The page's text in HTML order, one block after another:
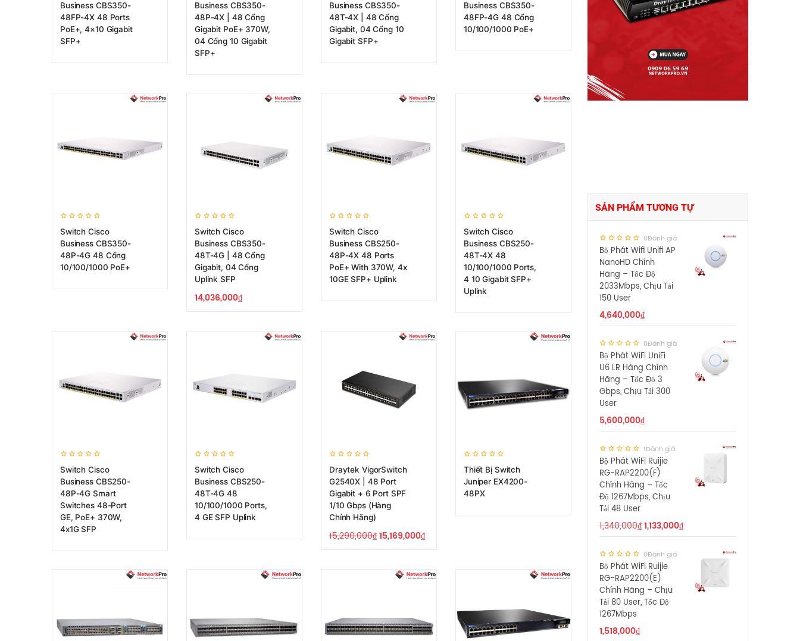
Business CBS350-
48FP-4X 48 Ports
PoE+, 4×10 Gigabit
SFP+
Business CBS350-
48P-4X | 48 Cổng
Gigabit PoE+ 370W,
04 Cổng 10 Gigabit
SFP+
Business CBS350-
48T-4X | 48 Cổng
Gigabit, 04 Cổng 10
Gigabit SFP+
Business CBS350-
48FP-4G 48 Cổng
10/100/1000 PoE+
Switch Cisco
Business CBS350-
48P-4G 48 Cổng
10/100/1000 PoE+
Switch Cisco
Business CBS350-
48T-4G | 48 Cổng
Gigabit, 04 Cổng
Uplink SFP
14,036,000₫
Switch Cisco
Business CBS250-
48P-4X 48 Ports
PoE+ With 370W, 4x
10GE SFP+ Uplink
Switch Cisco
Business CBS250-
48T-4X 48
10/100/1000 Ports,
4 10 Gigabit SFP+
Uplink
Switch Cisco
Business CBS250-
48P-4G Smart
Switches 48-Port
GE, PoE+ 370W,
4x1G SFP
Switch Cisco
Business CBS250-
48T-4G 48
10/100/1000 Ports,
4 GE SFP Uplink
Draytek VigorSwitch
G2540X | 48 Port
Gigabit + 6 Port SPF
1/10 Gbps (Hàng
Chính Hãng)
15,290,000₫15,169,000₫
Thiết Bị Switch
Juniper EX4200-
48PX
SẢN PHẨM TƯƠNG TỰ
0Đánh giá
Bộ Phát Wifi Unifi AP
NanoHD Chính
Hãng – Tốc Độ
2033Mbps, Chịu Tải
150 User
4,640,000₫
0Đánh giá
Bộ Phát WiFi UniFi
U6 LR Hàng Chính
Hãng – Tốc Độ 3
Gbps, Chịu Tải 300
User
5,600,000₫
1Đánh giá
Bộ Phát WiFi Ruijie
RG-RAP2200(F)
Chính Hãng – Tốc
Độ 1267Mbps, Chịu
Tải 48 User
1,340,000₫1,133,000₫
0Đánh giá
Bộ Phát WiFi Ruijie
RG-RAP2200(E)
Chính Hãng – Chịu
Tải 80 User, Tốc Độ
1267Mbps
1,518,000₫